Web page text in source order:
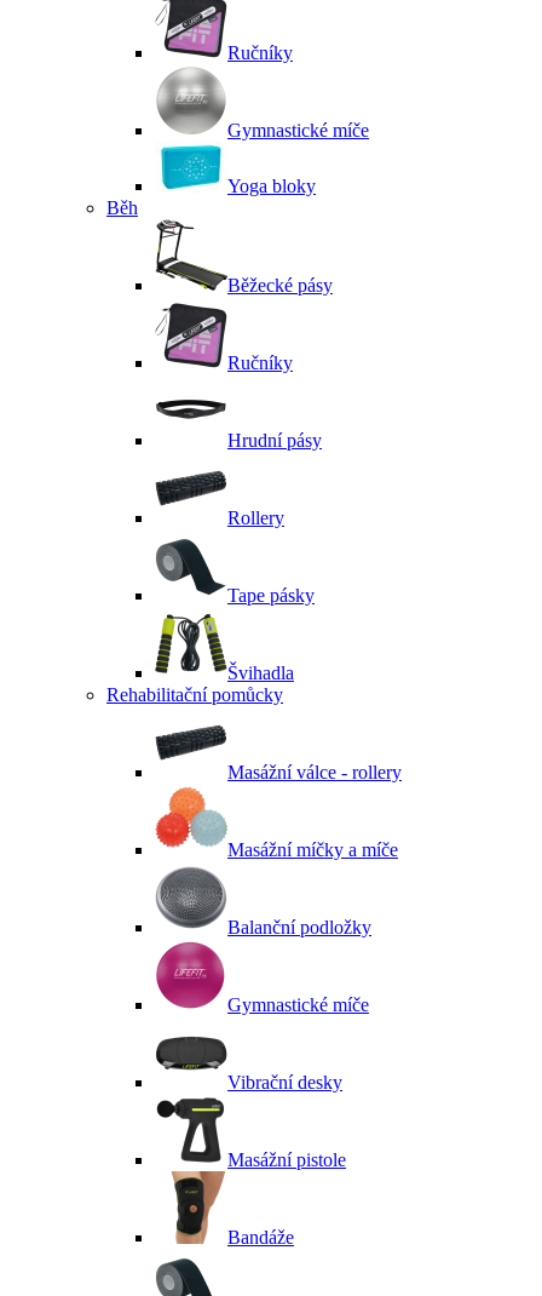
Ručníky
Gymnastické míče
Yoga bloky
Běh
Běžecké pásy
Ručníky
Hrudní pásy
Rollery
Tape pásky
Švihadla
Rehabilitační pomůcky
Masážní válce - rollery
Masážní míčky a míče
Balanční podložky
Gymnastické míče
Vibrační desky
Masážní pistole
Bandáže